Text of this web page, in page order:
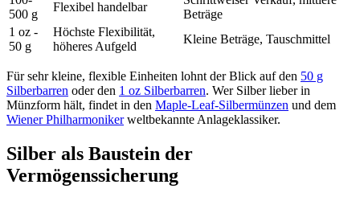
500 g
Flexibel handelbar
Beträge
1 oz -
50 g
Höchste Flexibilität,
höheres Aufgeld
Kleine Beträge, Tauschmittel
Für sehr kleine, flexible Einheiten lohnt der Blick auf den 50 g
Silberbarren oder den 1 oz Silberbarren. Wer Silber lieber in
Münzform hält, findet in den Maple-Leaf-Silbermünzen und dem
Wiener Philharmonikerweltbekannte Anlageklassiker.
Silber als Baustein der
Vermögenssicherung